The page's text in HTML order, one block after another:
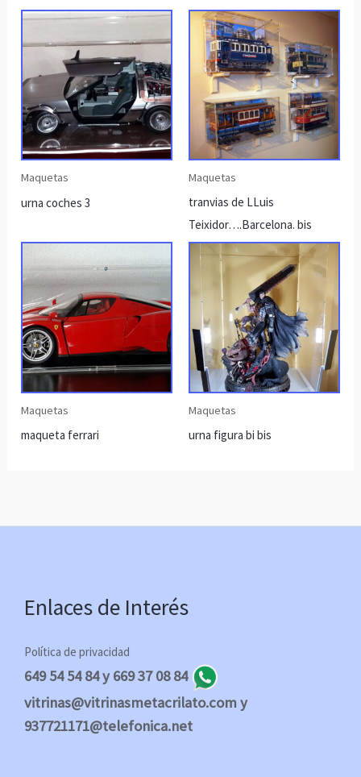
Maquetas
urna coches 3
Maquetas
tranvias de LLuis
Teixidor….Barcelona. bis
Maquetas
maqueta ferrari
Maquetas
urna figura bi bis
Enlaces de Interés
Política de privacidad
649 54 54 84 y 669 37 08 84
vitrinas@vitrinasmetacrilato.com y
937721171@telefonica.net